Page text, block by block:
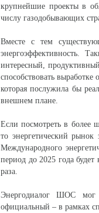
крупнейшие проекты в
числу газодобывающих
Вместе с тем
энергоэффективность.
интересный,
способствовать
которая послужила бы
внешнем плане.
Если посмотреть в более
то энергетический
Международного
период до 2025 года
раза.
Энергодиалог ШОС мог
официальный – в рамках